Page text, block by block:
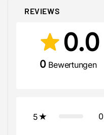
REVIEWS
0.0
0 Bewertungen
5 0